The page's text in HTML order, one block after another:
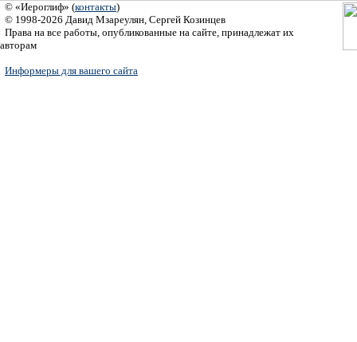
© «Иероглиф» (контакты)
© 1998-2026 Давид Мзареулян, Сергей Козинцев
Права на все работы, опубликованные на сайте, принадлежат их
авторам
Информеры для вашего сайта